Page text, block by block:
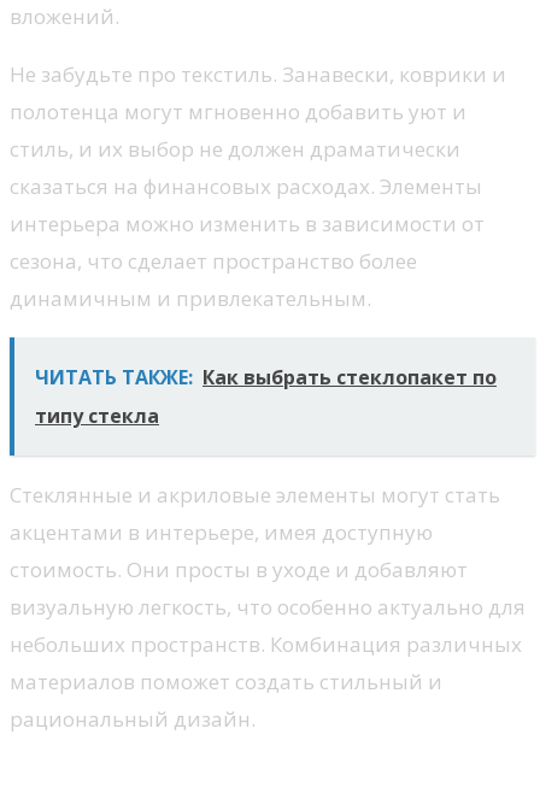
вложений.
Не забудьте про текстиль. Занавески, коврики и
полотенца могут мгновенно добавить уют и
стиль, и их выбор не должен драматически
сказаться на финансовых расходах. Элементы
интерьера можно изменить в зависимости от
сезона, что сделает пространство более
динамичным и привлекательным.
ЧИТАТЬ ТАКЖЕ: Как выбрать стеклопакет по
типу стекла
Стеклянные и акриловые элементы могут стать
акцентами в интерьере, имея доступную
стоимость. Они просты в уходе и добавляют
визуальную легкость, что особенно актуально для
небольших пространств. Комбинация различных
материалов поможет создать стильный и
рациональный дизайн.